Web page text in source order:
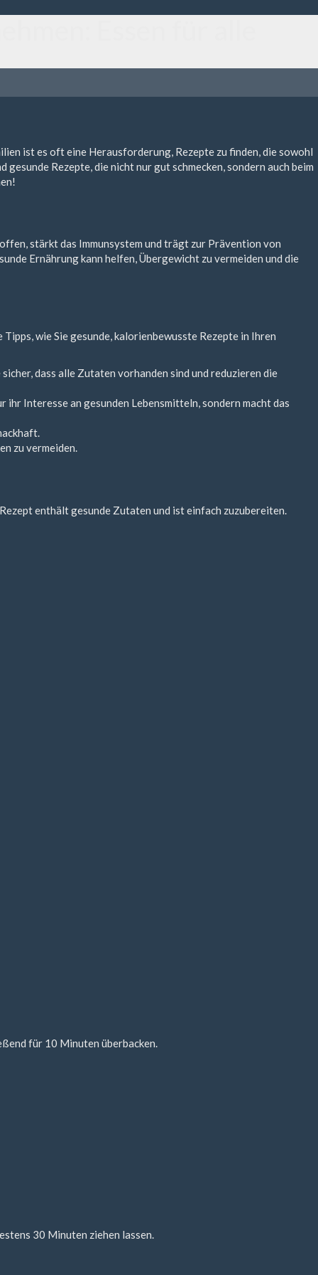
ist es oft eine Herausforderung, Rezepte zu finden, die sowohl
Rezepte, die nicht nur gut schmecken, sondern auch beim
stärkt das Immunsystem und trägt zur Prävention von
Ernährung kann helfen, Übergewicht zu vermeiden und die
wie Sie gesunde, kalorienbewusste Rezepte in Ihren
dass alle Zutaten vorhanden sind und reduzieren die
Interesse an gesunden Lebensmitteln, sondern macht das
zu vermeiden.
enthält gesunde Zutaten und ist einfach zuzubereiten.
für 10 Minuten überbacken.
30 Minuten ziehen lassen.